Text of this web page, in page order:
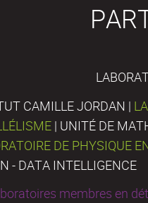
CAMILLE JORDAN |
| UNITÉ DE
DE PHYSIQUE
- DATA INTELLIGENCE
membres en